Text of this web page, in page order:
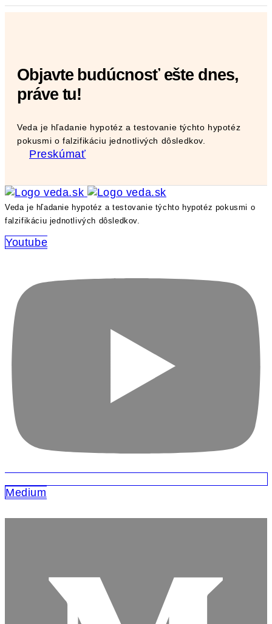
Objavte budúcnosť ešte dnes,
práve tu!
Veda je hľadanie hypotéz a testovanie týchto hypotéz
pokusmi o falzifikáciu jednotlivých dôsledkov.
Preskúmať
Veda je hľadanie hypotéz a testovanie týchto hypotéz pokusmi o
falzifikáciu jednotlivých dôsledkov.
Youtube
Medium